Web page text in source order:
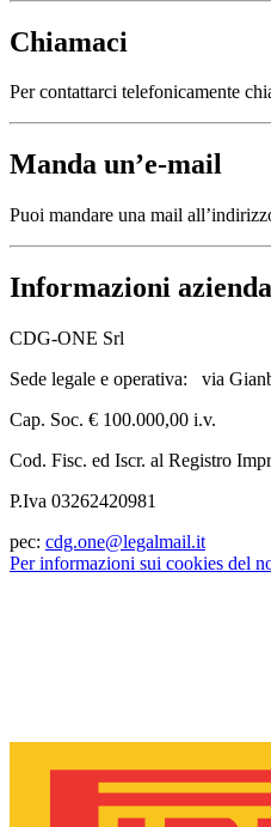
Chiamaci
Per contattarci telefonicamente
Manda un’e-mail
Puoi mandare una mail
Informazioni
CDG-ONE Srl
Sede legale e operativa: via
Cap. Soc. € 100.000,00 i.v.
Cod. Fisc. ed Iscr. al Registro
P.Iva 03262420981
pec: cdg.one@legalmail.it
Per informazioni sui cookies del